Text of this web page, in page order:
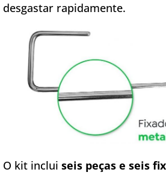
desgastar rapidamente.
O kit inclui seis peças e seis